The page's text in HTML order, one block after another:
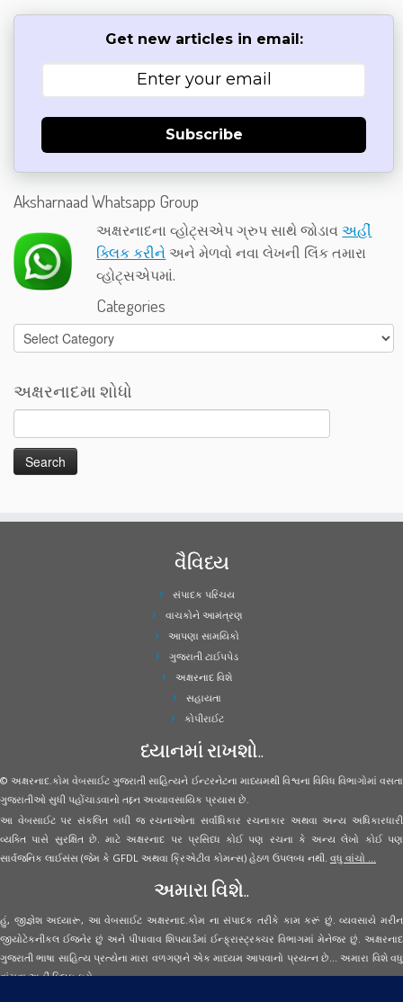
Get new articles in email:
Subscribe
Aksharnaad Whatsapp Group
અક્ષરનાદના વ્હોટ્સએપ ગ્રુપ સાથે જોડાવઅહીં
ક્લિક કરીને અને મેળવો નવા લેખની લિંક તમારા
વ્હોટ્સએપમાં.
Categories
Categories
અક્ષરનાદમા શોધો
વૈવિધ્ય
સંપાદક પરિચય
વાચકોને આમંત્રણ
આપણા સામયિકો
ગુજરાતી ટાઈપપેડ
અક્ષરનાદ વિશે
સહાયતા
કોપીરાઈટ
ધ્યાનમાં રાખશો..
© અક્ષરનાદ.કોમ વેબસાઈટ ગુજરાતી સાહિત્યને ઈન્ટરનેટના માધ્યમથી વિશ્વના વિવિધ વિભાગોમાં વસતા
ગુજરાતીઓ સુધી પહોંચાડવાનો તદ્દન અવ્યાવસાયિક પ્રયાસ છે.
આ વેબસાઈટ પર સંકલિત બધી જ રચનાઓના સર્વાધિકાર રચનાકાર અથવા અન્ય અધિકારધારી
વ્યક્તિ પાસે સુરક્ષિત છે. માટે અક્ષરનાદ પર પ્રસિધ્ધ કોઈ પણ રચના કે અન્ય લેખો કોઈ પણ
સાર્વજનિક લાઈસંસ (જેમ કે GFDL અથવા ક્રિએટીવ કોમન્સ) હેઠળ ઉપલબ્ધ નથી. વધુ વાંચો ...
અમારા વિશે..
હું, જીજ્ઞેશ અધ્યારૂ, આ વેબસાઈટ અક્ષરનાદ.કોમ ના સંપાદક તરીકે કામ કરૂં છું. વ્યવસાયે મરીન
જીયોટેકનીકલ ઈજનેર છું અને પીપાવાવ શિપયાર્ડમાં ઈન્ફ્રાસ્ટ્રક્ચર વિભાગમાં મેનેજર છું. અક્ષરનાદ
ગુજરાતી ભાષા સાહિત્ય પ્રત્યેના મારા વળગણને એક માધ્યમ આપવાનો પ્રયત્ન છે... અમારા વિશે વધુ
વાંચવાઅહીં ક્લિક કરો...